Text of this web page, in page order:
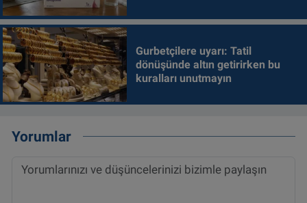
Gurbetçilere uyarı: Tatil
dönüşünde altın getirirken bu
kuralları unutmayın
Yorumlar